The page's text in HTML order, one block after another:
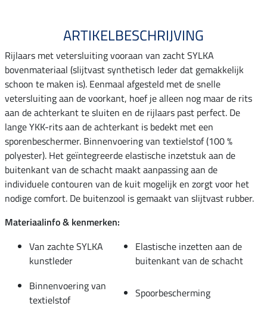
ARTIKELBESCHRIJVING
Rijlaars met vetersluiting vooraan van zacht SYLKA
bovenmateriaal (slijtvast synthetisch leder dat gemakkelijk
schoon te maken is). Eenmaal afgesteld met de snelle
vetersluiting aan de voorkant, hoef je alleen nog maar de rits
aan de achterkant te sluiten en de rijlaars past perfect. De
lange YKK-rits aan de achterkant is bedekt met een
sporenbeschermer. Binnenvoering van textielstof (100 %
polyester). Het geïntegreerde elastische inzetstuk aan de
buitenkant van de schacht maakt aanpassing aan de
individuele contouren van de kuit mogelijk en zorgt voor het
nodige comfort. De buitenzool is gemaakt van slijtvast rubber.
Materiaalinfo & kenmerken:
Van zachte SYLKA
kunstleder
Elastische inzetten aan de
buitenkant van de schacht
Binnenvoering van
textielstof
Spoorbescherming